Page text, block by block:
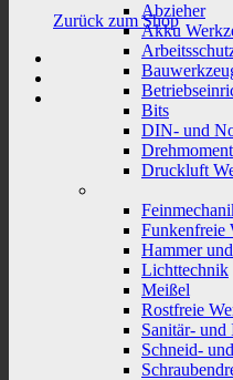
Zurück zum Shop
Abzieher
Akku
Bits
DIN- und
Drehmoment
Druckluft
Funkenfreie
Hammer
Lichttechnik
Meißel
Rostfreie
Sanitär- und
Schneid-